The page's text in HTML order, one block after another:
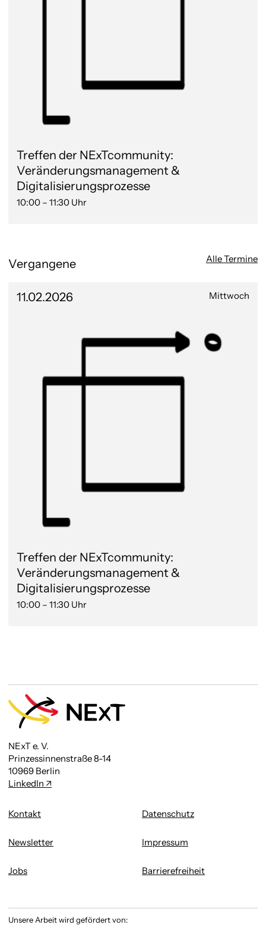
Treffen der NExTcommunity:
Veränderungsmanagement &
Digitalisierungsprozesse
10:00 – 11:30 Uhr
Vergangene Alle Termine
11.02.2026 Mittwoch
Treffen der NExTcommunity:
Veränderungsmanagement &
Digitalisierungsprozesse
10:00 – 11:30 Uhr
NExT e. V.
Prinzessinnenstraße 8-14
10969 Berlin
LinkedIn
Kontakt
Newsletter
Jobs
Datenschutz
Impressum
Barrierefreiheit
Unsere Arbeit wird gefördert von: